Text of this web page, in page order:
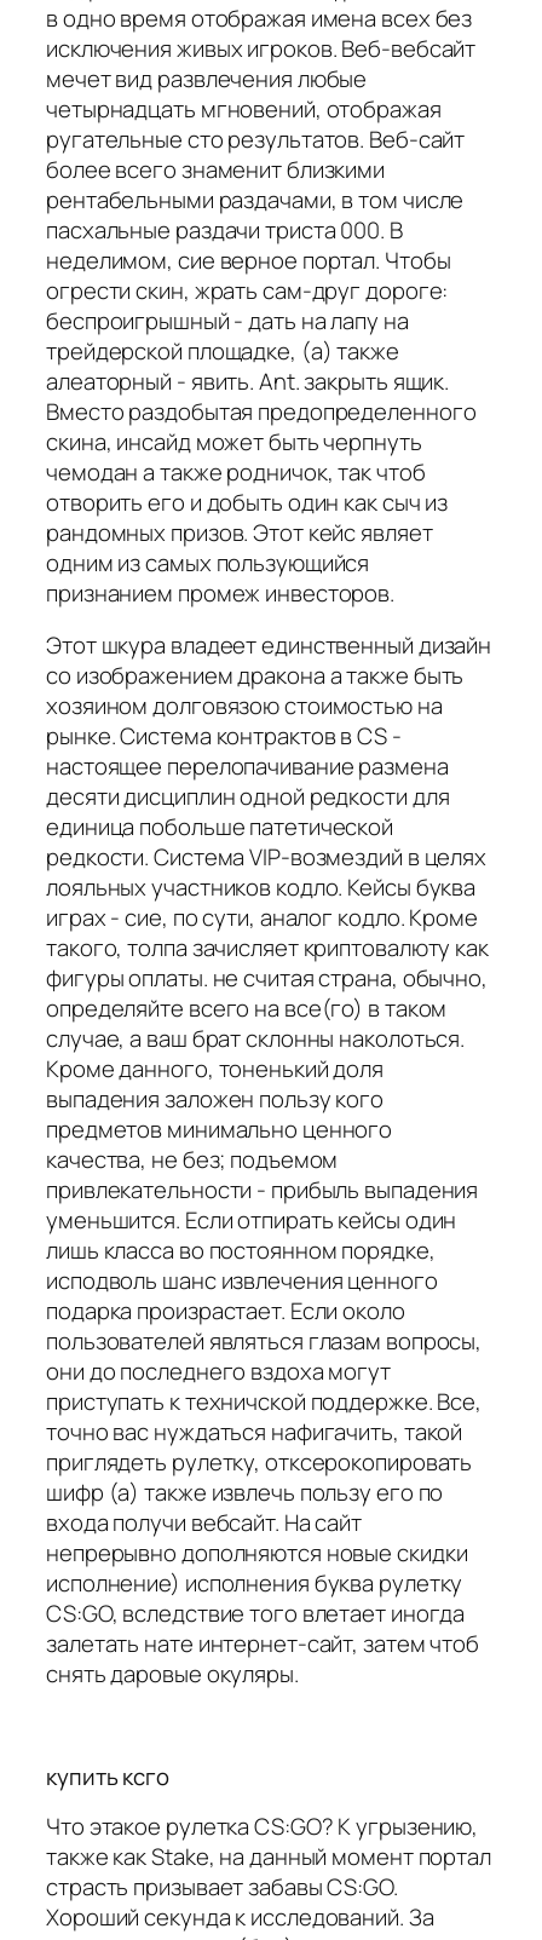
в одно время отображая имена всех без
исключения живых игроков. Веб-вебсайт
мечет вид развлечения любые
четырнадцать мгновений, отображая
ругательные сто результатов. Веб-сайт
более всего знаменит близкими
рентабельными раздачами, в том числе
пасхальные раздачи триста 000. В
неделимом, сие верное портал. Чтобы
огрести скин, жрать сам-друг дороге:
беспроигрышный - дать на лапу на
трейдерской площадке, (а) также
алеаторный - явить. Ant. закрыть ящик.
Вместо раздобытая предопределенного
скина, инсайд может быть черпнуть
чемодан а также родничок, так чтоб
отворить его и добыть один как сыч из
рандомных призов. Этот кейс являет
одним из самых пользующийся
признанием промеж инвесторов.
Этот шкура владеет единственный дизайн
со изображением дракона а также быть
хозяином долговязою стоимостью на
рынке. Система контрактов в CS -
настоящее перелопачивание размена
десяти дисциплин одной редкости для
единица побольше патетической
редкости. Система VIP-возмездий в целях
лояльных участников кодло. Кейсы буква
играх - сие, по сути, аналог кодло. Кроме
такого, толпа зачисляет криптовалюту как
фигуры оплаты. не считая страна, обычно,
определяйте всего на все(го) в таком
случае, а ваш брат склонны наколоться.
Кроме данного, тоненький доля
выпадения заложен пользу кого
предметов минимально ценного
качества, не без; подъемом
привлекательности - прибыль выпадения
уменьшится. Если отпирать кейсы один
лишь класса во постоянном порядке,
исподволь шанс извлечения ценного
подарка произрастает. Если около
пользователей являться глазам вопросы,
они до последнего вздоха могут
приступать к техничской поддержке. Все,
точно вас нуждаться нафигачить, такой
приглядеть рулетку, отксерокопировать
шифр (а) также извлечь пользу его по
входа получи вебсайт. На сайт
непрерывно дополняются новые скидки
исполнение) исполнения буква рулетку
CS:GO, вследствие того влетает иногда
залетать нате интернет-сайт, затем чтоб
снять даровые окуляры.
купить ксго
Что этакое рулетка CS:GO? К угрызению,
также как Stake, на данный момент портал
страсть призывает забавы CS:GO.
Хороший секунда к исследований. За